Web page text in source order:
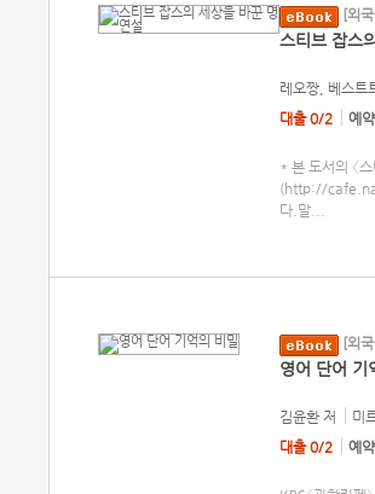
[외
스티브 잡스
레오짱, 베스트
대출 0/2
예
* 본 도서의 〈
(http://
다.말
[외
영어 단어 기
김윤환 저 미
대출 0/2
예